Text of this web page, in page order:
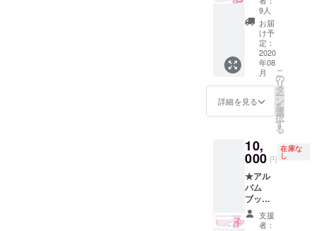
※Tシャ
ツの厚
さは5.6
オンス
を予定
してい
ます。
まけメ
イキン
グ動
画 限
定視聴
URL ・
オンラ
インプ
ラモ製
プ3時
間）
込みの
価格で
す）
【スペ
シャル
モ製作
会＋ス
ペシャ
ルサン
クス掲
載◆ ・
【サイ
ン入
り】香
坂きの
アルバ
ム「イ
メロロ
ギオ」
1枚 ・
スペ
シャル
サンク
9人
お届
け予
定：
2020
年08
月
詳細を見る
こ
の
リ
タ
ー
ン
を
選
択
す
る
10,
000 円
在庫な
し
★アル
バム
ブック
レット
にあな
支援
者：